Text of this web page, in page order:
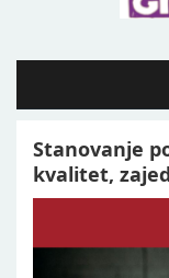
Stanovanje
kvalitet,